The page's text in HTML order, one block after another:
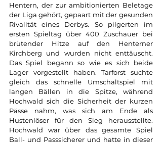
Hentern, der zur ambitionierten Beletage
der Liga gehört, gepaart mit der gesunden
Rivalität eines Derbys. So pilgerten im
ersten Spieltag über 400 Zuschauer bei
brütender Hitze auf den Henterner
Kirchberg und wurden nicht enttäuscht.
Das Spiel begann so wie es sich beide
Lager vorgestellt haben. Tarforst suchte
gleich das schnelle Umschaltspiel mit
langen Bällen in die Spitze, während
Hochwald sich die Sicherheit der kurzen
Pässe nahm, was sich am Ende als
Hustenlöser für den Sieg herausstellte.
Hochwald war über das gesamte Spiel
Ball- und Passsicherer und hatte in dieser